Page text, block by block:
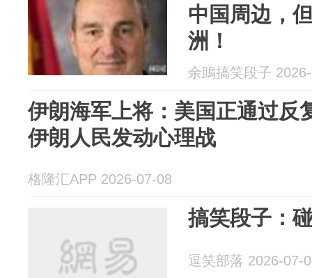
中国周边，
洲！
余鴡搞笑段子
伊朗海军上将：美国正通过反
伊朗人民发动心理战
格隆汇APP 2026-07-08
搞笑段子：
逗笑部落 2026-07-